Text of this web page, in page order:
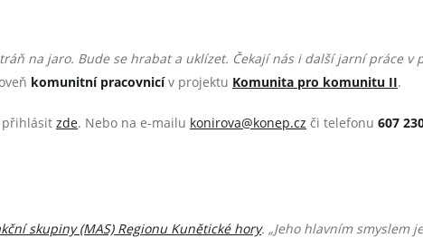
na jaro. Bude se hrabat a uklízet. Čekají nás i další jarní práce v
komunitní pracovnicív projektu Komunita pro komunitu II.
přihlásit zde. Nebo na e-mailu konirova@konep.cz či telefonu 607
skupiny (MAS) Regionu Kunětické hory. „Jeho hlavním smyslem